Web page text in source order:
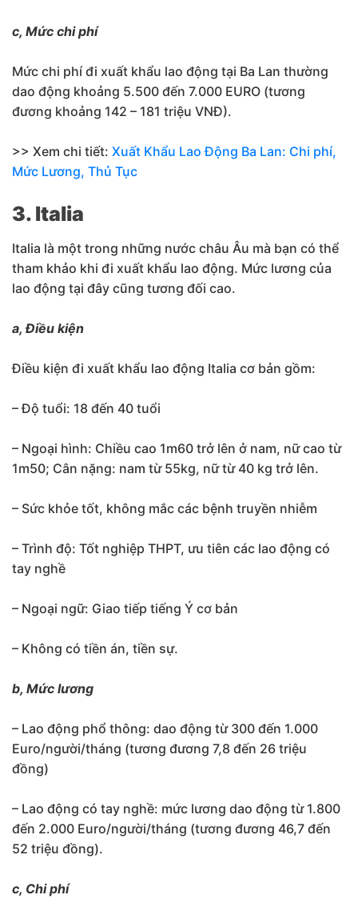
c, Mức chi phí
Mức chi phí đi xuất khẩu lao động tại Ba Lan thường
dao động khoảng 5.500 đến 7.000 EURO (tương
đương khoảng 142 – 181 triệu VNĐ).
>> Xem chi tiết: Xuất Khẩu Lao Động Ba Lan: Chi phí,
Mức Lương, Thủ Tục
3. Italia
Italia là một trong những nước châu Âu mà bạn có thể
tham khảo khi đi xuất khẩu lao động. Mức lương của
lao động tại đây cũng tương đối cao.
a, Điều kiện
Điều kiện đi xuất khẩu lao động Italia cơ bản gồm:
– Độ tuổi: 18 đến 40 tuổi
– Ngoại hình: Chiều cao 1m60 trở lên ở nam, nữ cao từ
1m50; Cân nặng: nam từ 55kg, nữ từ 40 kg trở lên.
– Sức khỏe tốt, không mắc các bệnh truyền nhiễm
– Trình độ: Tốt nghiệp THPT, ưu tiên các lao động có
tay nghề
– Ngoại ngữ: Giao tiếp tiếng Ý cơ bản
– Không có tiền án, tiền sự.
b, Mức lương
– Lao động phổ thông: dao động từ 300 đến 1.000
Euro/người/tháng (tương đương 7,8 đến 26 triệu
đồng)
– Lao động có tay nghề: mức lương dao động từ 1.800
đến 2.000 Euro/người/tháng (tương đương 46,7 đến
52 triệu đồng).
c, Chi phí